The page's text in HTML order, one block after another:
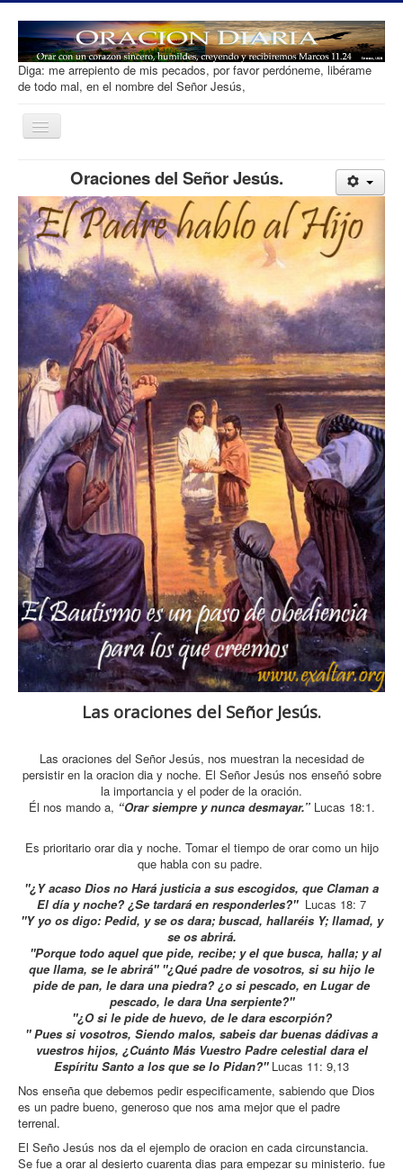
Diga: me arrepiento de mis pecados, por favor perdóneme, libérame
de todo mal, en el nombre del Señor Jesús,
Toggle
Oracion diaria
Salvacion
Que es Orar
Tipos de Oracion
Desarrollar Fe
Ofrenda
Contacto
Oraciones del Señor Jesús.
Las oraciones del Señor Jesús.
Las oraciones del Señor Jesús, nos muestran la necesidad de
persistir en la oracion dia y noche. El Señor Jesús nos enseñó sobre
la importancia y el poder de la oración.
Él nos mando a, “Orar siempre y nunca desmayar.”Lucas 18:1.
Es prioritario orar dia y noche. Tomar el tiempo de orar como un hijo
que habla con su padre.
"¿Y acaso Dios no Hará justicia a sus escogidos, que Claman a
El día y noche? ¿Se tardará en responderles?"Lucas 18: 7
"Y yo os digo: Pedid, y se os dara; buscad, hallaréis Y; llamad, y
se os abrirá.
"Porque todo aquel que pide, recibe; y el que busca, halla; y al
que llama, se le abrirá" "¿Qué padre de vosotros, si su hijo le
pide de pan, le dara una piedra? ¿o si pescado, en Lugar de
pescado, le dara Una serpiente?"
"¿O si le pide de huevo, de le dara escorpión?
" Pues si vosotros, Siendo malos, sabeis dar buenas dádivas a
vuestros hijos, ¿Cuánto Más Vuestro Padre celestial dara el
Espíritu Santo a los que se lo Pidan?"Lucas 11: 9,13
Nos enseña que debemos pedir especificamente, sabiendo que Dios
es un padre bueno, generoso que nos ama mejor que el padre
terrenal.
El Seño Jesús nos da el ejemplo de oracion en cada circunstancia.
Se fue a orar al desierto cuarenta dias para empezar su ministerio. fue